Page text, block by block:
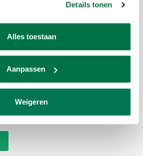
Details tonen
Alles toestaan
Aanpassen
Weigeren
from Longoni cues.
dried Canadian maple.
of 12 mm. The weight of these carom cues is
to determine the weight yourself.